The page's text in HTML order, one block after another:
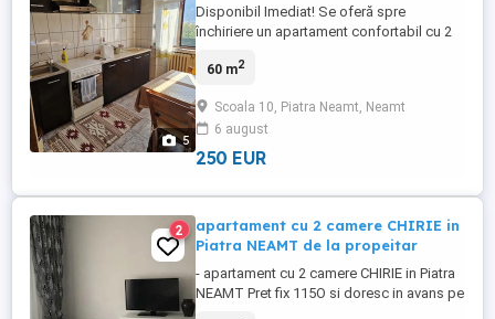
5
Disponibil Imediat! Se oferă spre
închiriere un apartament confortabil cu 2
Importante: Tip Proprietate: Apartament 2
liniștită și cu acces rapid la mijloacele de
transport în comun, magazine și alte
puncte ...
60 m2
Scoala 10, Piatra Neamt, Neamt
6 august
250 EUR
2
apartament cu 2 camere CHIRIE in
Piatra NEAMT de la propeitar
- apartament cu 2 camere CHIRIE in Piatra
NEAMT Pret fix 115O si doresc in avans pe